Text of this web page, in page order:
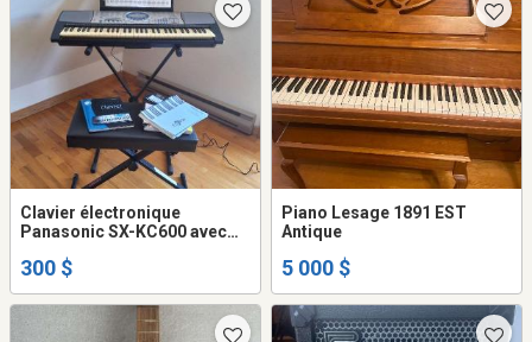
Clavier électronique
Panasonic SX-KC600 avec
300 $
Piano Lesage 1891 EST
Antique
5 000 $